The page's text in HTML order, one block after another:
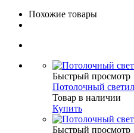
Похожие товары
Быстрый просмотр
Потолочный
Товар в наличии
Купить
Быстрый просмотр